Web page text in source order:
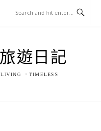
遊日記
．TIMELESS